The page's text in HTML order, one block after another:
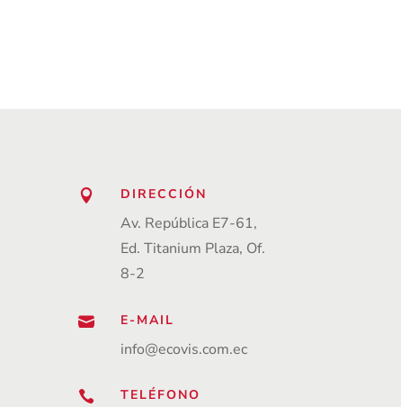
 DIRECCIÓN
Av. República E7-61,
Ed. Titanium Plaza, Of.
8-2
 E-MAIL
info@ecovis.com.ec
 TELÉFONO